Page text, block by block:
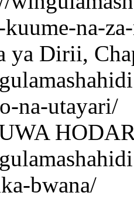
na-
ya Dirii,
na-utayari/
bwana/